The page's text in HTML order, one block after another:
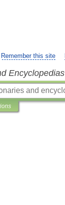
Remember this site
Encyclopedias